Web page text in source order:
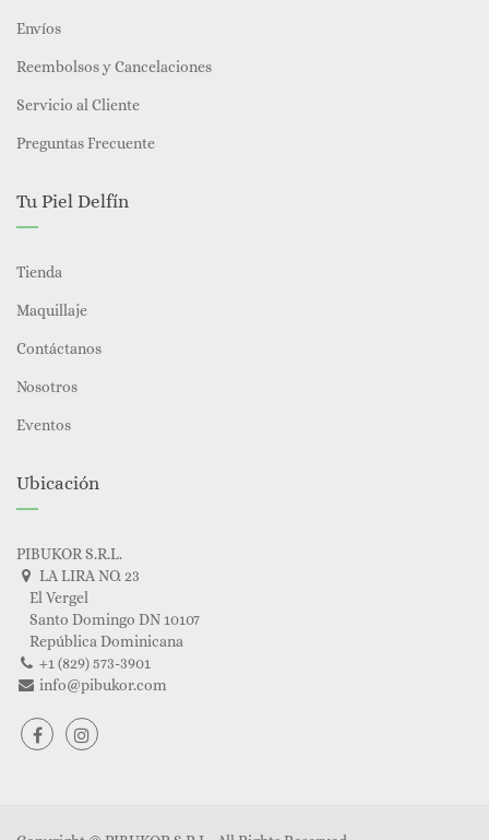
Envíos
Reembolsos y Cancelaciones
Servicio al Cliente
Preguntas Frecuente
Tu Piel Delfín
Tienda
Maquillaje
Contáctanos
Nosotros
Eventos
Ubicación
PIBUKOR S.R.L.
LA LIRA NO. 23
El Vergel
Santo Domingo DN 10107
República Dominicana
+1 (829) 573-3901
info@pibukor.com